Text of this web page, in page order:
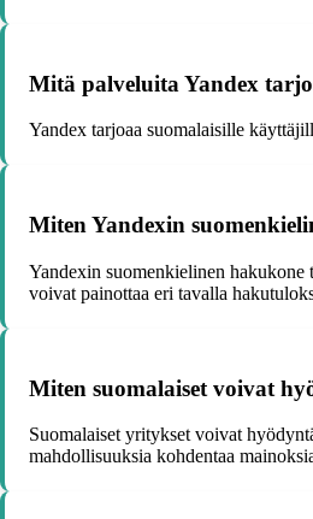
Mitä palveluita Yandex
Yandex tarjoaa suomalaisille
Miten Yandexin
Yandexin suomenkielinen
voivat painottaa eri tavalla
Miten suomalaiset voivat
Suomalaiset yritykset voivat
mahdollisuuksia kohdentaa